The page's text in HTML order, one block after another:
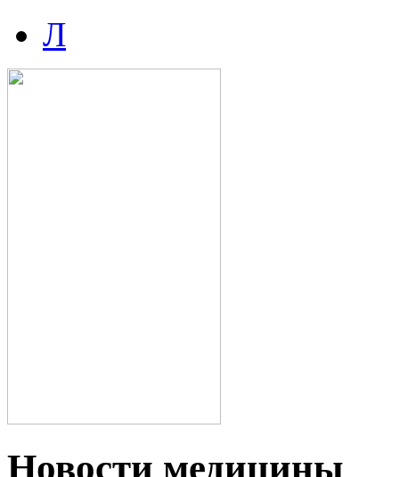
Л
Новости медицины